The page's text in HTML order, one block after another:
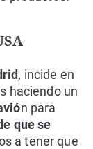
, incide en
haciendo un
n para
que se
a tener que